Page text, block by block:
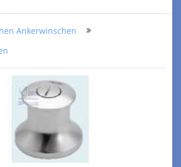
Ankerwinschen